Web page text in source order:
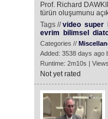
Prof. Richard
türün oluşumunu
Tags //video super
evrim
bilimsel
Categories //
Added: 3538 days ago
Runtime: 2m10s |
Not yet rated